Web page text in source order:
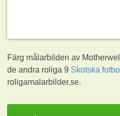
Färg målarbilden av
de andra roliga 9 Skotska
roligamalarbilder.se.